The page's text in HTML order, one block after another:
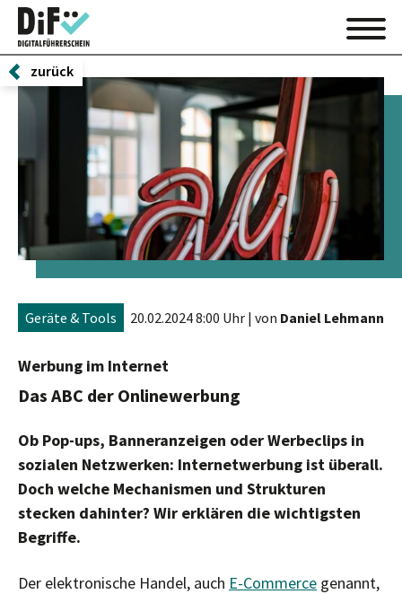
zurück
Geräte & Tools 20.02.2024 8:00 Uhr | von Daniel Lehmann
Werbung im Internet
Das ABC der Onlinewerbung
Ob Pop-ups, Banneranzeigen oder Werbeclips in
sozialen Netzwerken: Internetwerbung ist überall.
Doch welche Mechanismen und Strukturen
stecken dahinter? Wir erklären die wichtigsten
Begriffe.
Der elektronische Handel, auch E-Commerce genannt,